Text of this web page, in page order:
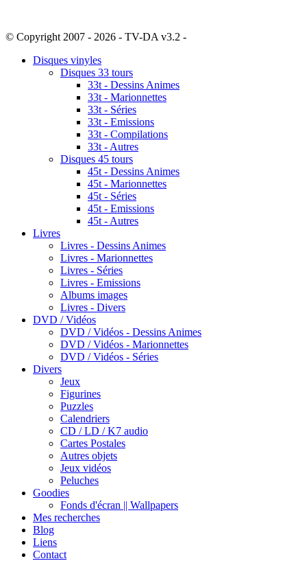
© Copyright 2007 - 2026 - TV-DA v3.2 -
Disques vinyles
Disques 33 tours
33t - Dessins Animes
33t - Marionnettes
33t - Séries
33t - Emissions
33t - Compilations
33t - Autres
Disques 45 tours
45t - Dessins Animes
45t - Marionnettes
45t - Séries
45t - Emissions
45t - Autres
Livres
Livres - Dessins Animes
Livres - Marionnettes
Livres - Séries
Livres - Emissions
Albums images
Livres - Divers
DVD / Vidéos
DVD / Vidéos - Dessins Animes
DVD / Vidéos - Marionnettes
DVD / Vidéos - Séries
Divers
Jeux
Figurines
Puzzles
Calendriers
CD / LD / K7 audio
Cartes Postales
Autres objets
Jeux vidéos
Peluches
Goodies
Fonds d'écran || Wallpapers
Mes recherches
Blog
Liens
Contact